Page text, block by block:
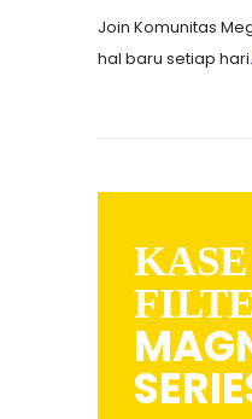
Join Komunitas
hal baru setiap hari.
KASE